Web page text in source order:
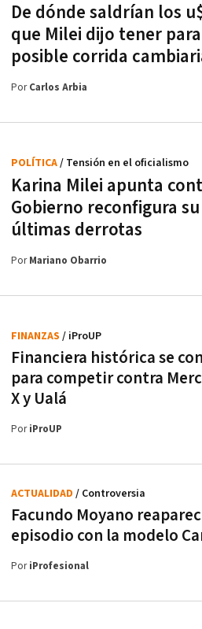
De dónde saldrían los
que Milei dijo tener
posible corrida
PorCarlos Arbia
Karina Milei apunta
Gobierno reconfigura
últimas derrotas
POLÍTICA/ Tensión en el oficialismo
PorMariano Obarrio
Financiera histórica se
para competir contra
X y Ualá
FINANZAS / iProUP
PoriProUP
Facundo Moyano
episodio con la modelo
ACTUALIDAD / Controversia
PoriProfesional